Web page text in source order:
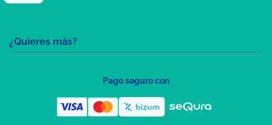
¿Quieres más?
Pago seguro con